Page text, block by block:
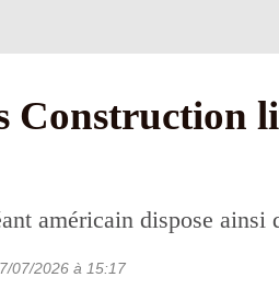
Construction
américain dispose ainsi
07/2026 à 15:17